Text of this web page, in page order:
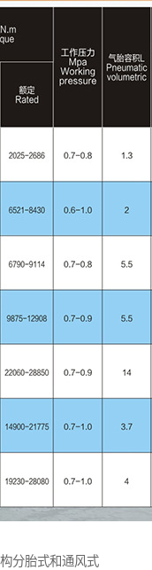
分胎式和通风式